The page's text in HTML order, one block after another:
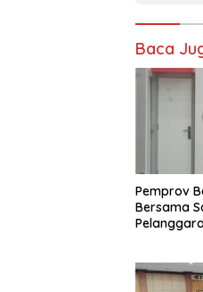
Baca
Pemprov
Bersama
Sorotan